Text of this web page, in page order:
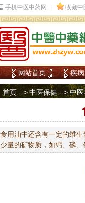
网站首页 疾
首页 -->中医保健 -->中医
食用油中还含有一定的维
少量的矿物质，如钙、磷、